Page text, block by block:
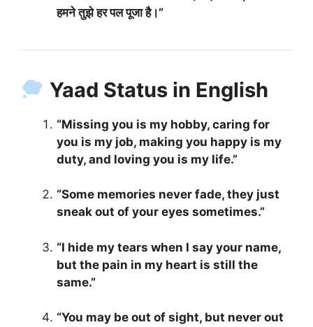
हमने तुझे हर पल पूजा है।”
Yaad Status in English
“Missing you is my hobby, caring for
you is my job, making you happy is my
duty, and loving you is my life.”
“Some memories never fade, they just
sneak out of your eyes sometimes.”
“I hide my tears when I say your name,
but the pain in my heart is still the
same.”
“You may be out of sight, but never out